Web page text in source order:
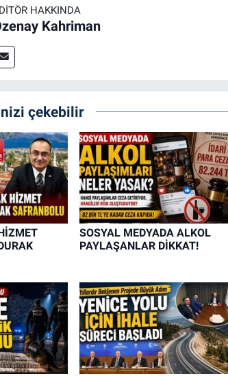
HAKKINDA
Kahriman
çekebilir
SOSYAL MEDYADA ALKOL
PAYLAŞANLAR DİKKAT!